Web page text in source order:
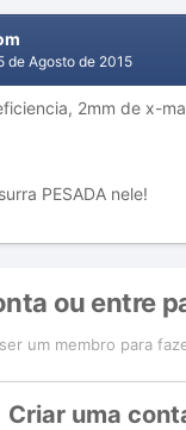
de Agosto de 2015
2mm de x-
PESADA nele!
ou entre
um membro para
Criar uma